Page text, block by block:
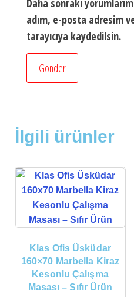
Daha sonraki
adım, e-posta adresim
tarayıcıya kaydedilsin.
İlgili ürünler
Klas Ofis Üsküdar
160×70 Marbella Kiraz
Kesonlu Çalışma
Masası – Sıfır Ürün